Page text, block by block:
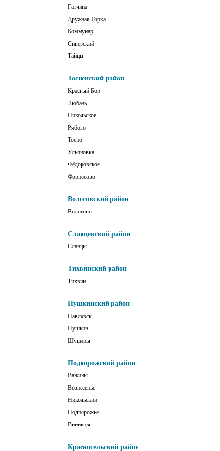
Гатчина
Дружная Горка
Коммунар
Сиверский
Тайцы
Тосненский район
Красный Бор
Любань
Никольское
Рябово
Тосно
Ульяновка
Фёдоровское
Форносово
Волосовский район
Волосово
Сланцевский район
Сланцы
Тихвинский район
Тихвин
Пушкинский район
Павловск
Пушкин
Шушары
Подпорожский район
Важины
Вознесенье
Никольский
Подпорожье
Винницы
Красносельский район